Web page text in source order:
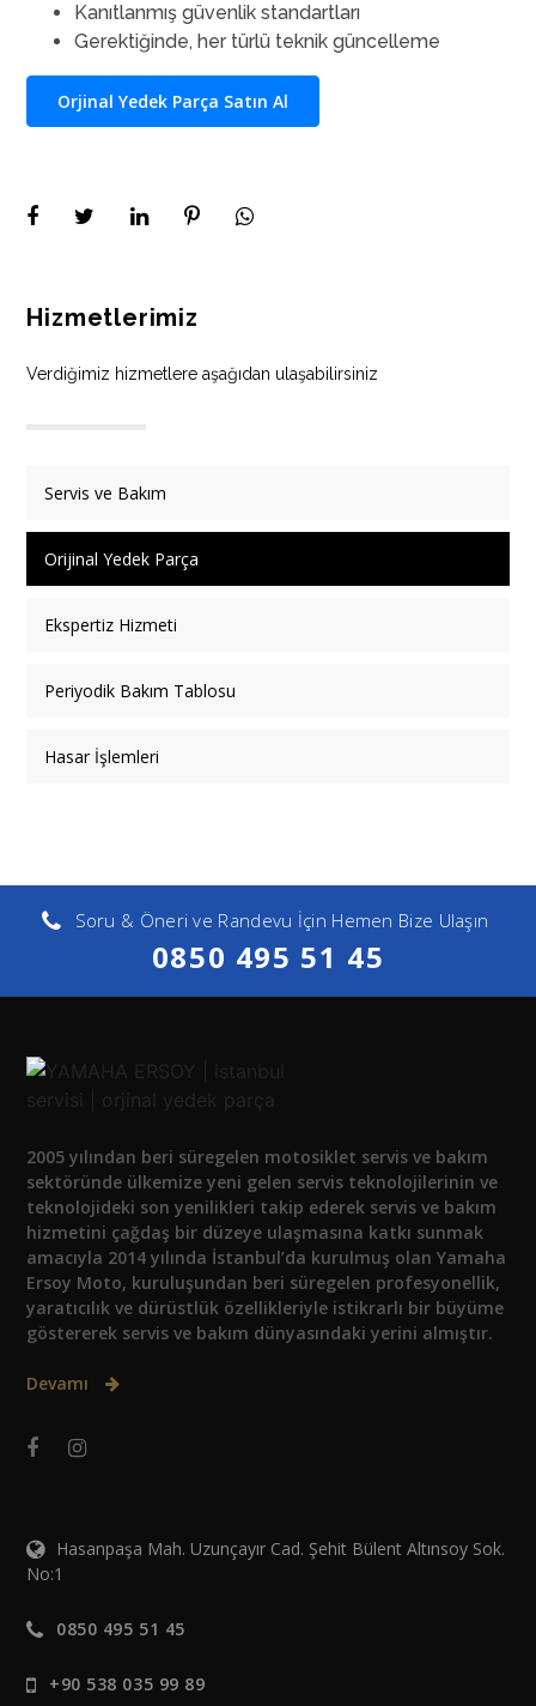
Kanıtlanmış güvenlik standartları
Gerektiğinde, her türlü teknik güncelleme
Orjinal Yedek Parça Satın Al
Hizmetlerimiz
Verdiğimiz hizmetlere aşağıdan ulaşabilirsiniz
Servis ve Bakım
Orijinal Yedek Parça
Ekspertiz Hizmeti
Periyodik Bakım Tablosu
Hasar İşlemleri
Soru & Öneri ve Randevu İçin Hemen Bize Ulaşın
0850 495 51 45
2005 yılından beri süregelen motosiklet servis ve bakım
sektöründe ülkemize yeni gelen servis teknolojilerinin ve
teknolojideki son yenilikleri takip ederek servis ve bakım
hizmetini çağdaş bir düzeye ulaşmasına katkı sunmak
amacıyla 2014 yılında İstanbul’da kurulmuş olan Yamaha
Ersoy Moto, kuruluşundan beri süregelen profesyonellik,
yaratıcılık ve dürüstlük özellikleriyle istikrarlı bir büyüme
göstererek servis ve bakım dünyasındaki yerini almıştır.
Devamı
Hasanpaşa Mah. Uzunçayır Cad. Şehit Bülent Altınsoy Sok.
No:1
0850 495 51 45
+90 538 035 99 89